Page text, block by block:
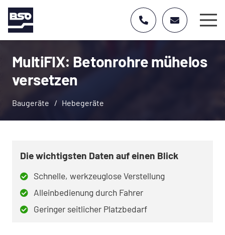
MultiFIX: Betonrohre mühelos
versetzen
Baugeräte / Hebegeräte
Die wichtigsten Daten auf einen Blick
Schnelle, werkzeuglose Verstellung
Alleinbedienung durch Fahrer
Geringer seitlicher Platzbedarf